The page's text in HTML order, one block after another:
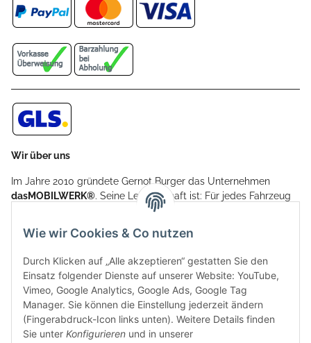
Wir über uns
Im Jahre 2010 gründete Gernot Burger das Unternehmen
dasMOBILWERK®. Seine Leidenschaft ist: Für jedes Fahrzeug
ein Car Cover anzubieten - passgenau und individuell.
Aufgrund der vielen positiven Kundenrückmeldungen kamen
weitere Produkte, wie Reifenschuhe, Hardtopständer hinzu.
Seine Reifenschoner werden in Deutschland produziert und
sind mit hochwertigen Techniken und Materialien gefertigt.
dasMOBILWERK® ist seit der Gründung ein
Familienunternehmen, welches sich seit 2010 auf
Wachstumskurs befindet. Hier haben Sie zu den üblichen
Geschäftszeiten immer einen persönlichen Ansprechpartner,
Wie wir Cookies & Co nutzen
Durch Klicken auf „Alle akzeptieren“ gestatten Sie den
Einsatz folgender Dienste auf unserer Website: YouTube,
Vimeo, Google Analytics, Google Ads, Google Tag
Manager. Sie können die Einstellung jederzeit ändern
(Fingerabdruck-Icon links unten). Weitere Details finden
Sie unter Konfigurieren und in unserer